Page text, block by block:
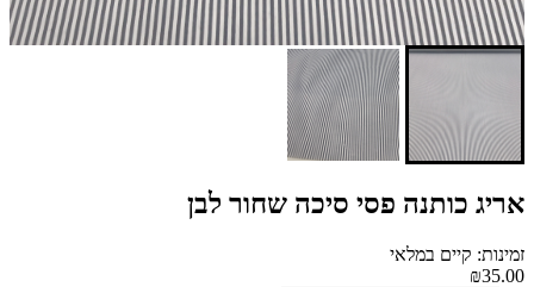
אריג כותנה פסי סיכה שחור לבן
זמינות: קיים במלאי
₪35.00